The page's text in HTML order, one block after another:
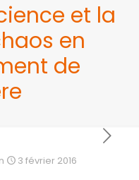
et la
en
de
3 février 2016